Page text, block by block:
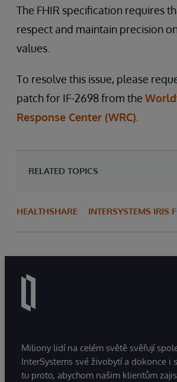
The FHIR specification requires
respect and maintain precision
values.
To resolve this issue, please
patch for IF-2698 from the
Response Center (WRC)
RELATED TOPICS
HEALTHSHARE INTERSYSTEMS IRIS
Miliony lidí na celém světě svěřují
InterSystems své živobytí a dokonce i
tu proto, abychom našim klientům